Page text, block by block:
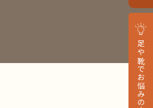
足や靴でお悩みの方へ